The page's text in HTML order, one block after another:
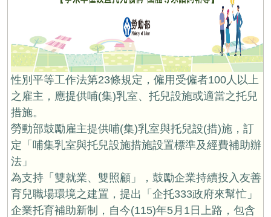
性別平等工作法第23條規定，僱用受僱者100人以上
之雇主，應提供哺(集)乳室、托兒設施或適當之托兒
措施。
勞動部鼓勵雇主提供哺(集)乳室與托兒設(措)施，訂
定「哺集乳室與托兒設施措施設置標準及經費補助辦
法」
為支持「雙就業、雙照顧」，鼓勵企業持續投入友善
育兒職場環境之建置，提出「企托333政府來幫忙」
企業托育補助新制， 自今(115)年5月1日上路，包含